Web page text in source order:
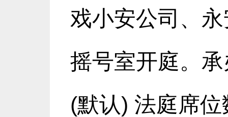
戏小安公司、
摇号室开庭。
(默认) 法庭席位